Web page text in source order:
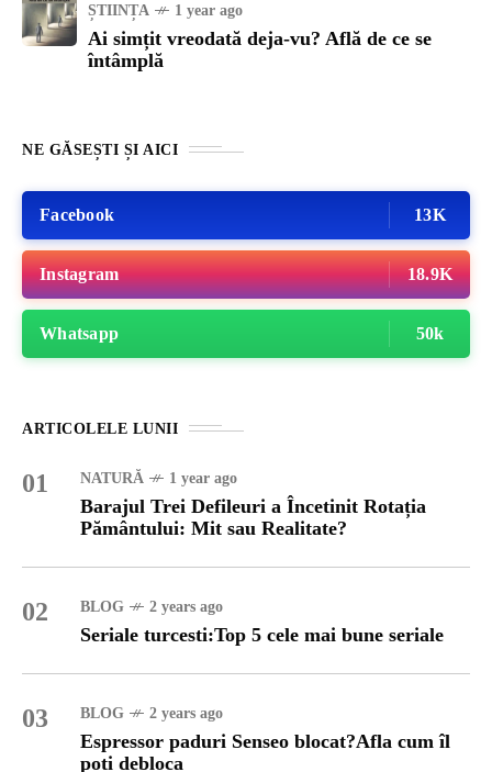
ȘTIINȚA 1 year ago
Ai simțit vreodată deja-vu? Află de ce se
întâmplă
NE GĂSEȘTI ȘI AICI
Facebook 13K
Instagram 18.9K
Whatsapp 50k
ARTICOLELE LUNII
01 NATURĂ 1 year ago
Barajul Trei Defileuri a Încetinit Rotația
Pământului: Mit sau Realitate?
02 BLOG 2 years ago
Seriale turcesti:Top 5 cele mai bune seriale
03 BLOG 2 years ago
Espressor paduri Senseo blocat?Afla cum îl
poti debloca